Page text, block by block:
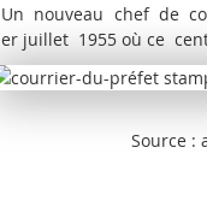
Un nouveau chef de
erjuillet 1955 où ce
Source :